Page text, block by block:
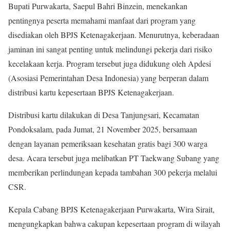
Bupati Purwakarta, Saepul Bahri Binzein, menekankan
pentingnya peserta memahami manfaat dari program yang
disediakan oleh BPJS Ketenagakerjaan. Menurutnya, keberadaan
jaminan ini sangat penting untuk melindungi pekerja dari risiko
kecelakaan kerja. Program tersebut juga didukung oleh Apdesi
(Asosiasi Pemerintahan Desa Indonesia) yang berperan dalam
distribusi kartu kepesertaan BPJS Ketenagakerjaan.
Distribusi kartu dilakukan di Desa Tanjungsari, Kecamatan
Pondoksalam, pada Jumat, 21 November 2025, bersamaan
dengan layanan pemeriksaan kesehatan gratis bagi 300 warga
desa. Acara tersebut juga melibatkan PT Taekwang Subang yang
memberikan perlindungan kepada tambahan 300 pekerja melalui
CSR.
Kepala Cabang BPJS Ketenagakerjaan Purwakarta, Wira Sirait,
mengungkapkan bahwa cakupan kepesertaan program di wilayah